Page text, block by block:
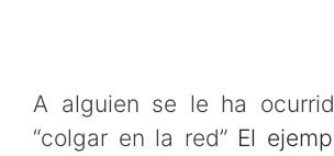
A alguien se le ha
“colgar en la red” El